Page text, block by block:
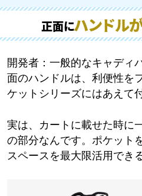
正面にハンドル
開発者： 一般的なキャディ
面のハンドルは、利便性を
ケットシリーズにはあえて
実は、カートに載せた時に
の部分なんです。ポケット
スペースを最大限活用でき